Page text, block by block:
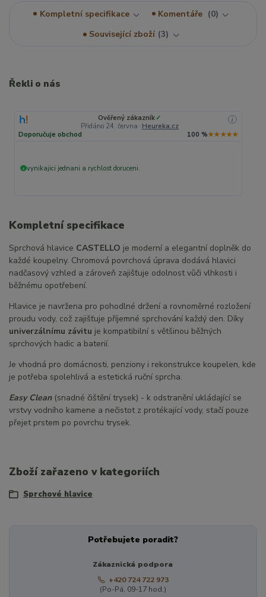
Kompletní specifikace Komentáře
0
Související zboží 3
Řekli o nás
Ověřený zákazník ✓
Přidáno 24. června · Heureka.cz
i
Doporučuje obchod 100 %★★★★★
+ vynikajici jednani a rychlost doruceni.
Kompletní specifikace
Sprchová hlavice CASTELLO je moderní a elegantní doplněk do
každé koupelny. Chromová povrchová úprava dodává hlavici
nadčasový vzhled a zároveň zajišťuje odolnost vůči vlhkosti i
běžnému opotřebení.
Hlavice je navržena pro pohodlné držení a rovnoměrné rozložení
proudu vody, což zajišťuje příjemné sprchování každý den. Díky
univerzálnímu závitu je kompatibilní s většinou běžných
sprchových hadic a baterií.
Je vhodná pro domácnosti, penziony i rekonstrukce koupelen, kde
je potřeba spolehlivá a estetická ruční sprcha.
Easy Clean(snadné čištění trysek) - k odstranění ukládající se
vrstvy vodního kamene a nečistot z protékající vody, stačí pouze
přejet prstem po povrchu trysek.
Zboží zařazeno v kategoriích
Sprchové hlavice
Potřebujete poradit?
Zákaznická podpora
+420 724 722 973
(Po-Pá, 09-17 hod.)